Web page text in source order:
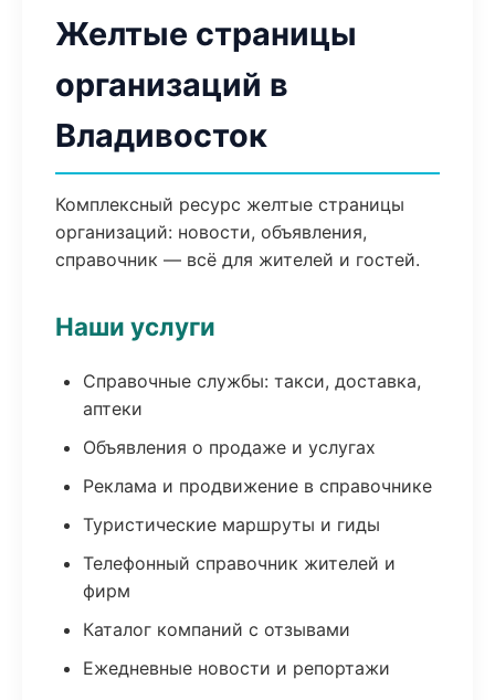
Желтые страницы
организаций в
Владивосток
Комплексный ресурс желтые страницы
организаций: новости, объявления,
справочник — всё для жителей и гостей.
Наши услуги
Справочные службы: такси, доставка,
аптеки
Объявления о продаже и услугах
Реклама и продвижение в справочнике
Туристические маршруты и гиды
Телефонный справочник жителей и
фирм
Каталог компаний с отзывами
Ежедневные новости и репортажи